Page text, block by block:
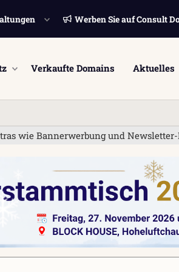
Werben Sie auf Consult
Verkaufte Domains Aktuelles
und Newsletter-